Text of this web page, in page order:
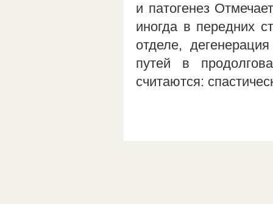
и патогенез
иногда в передних
отделе,
путей в
считаются: